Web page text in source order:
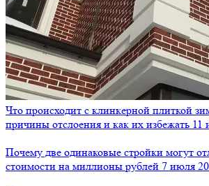
Что происходит с клинкерной плиткой
причины отслоения и как их избежать 11
Почему две одинаковые стройки могут
стоимости на миллионы рублей 7 июля